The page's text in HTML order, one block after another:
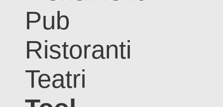
Pub
Ristoranti
Teatri